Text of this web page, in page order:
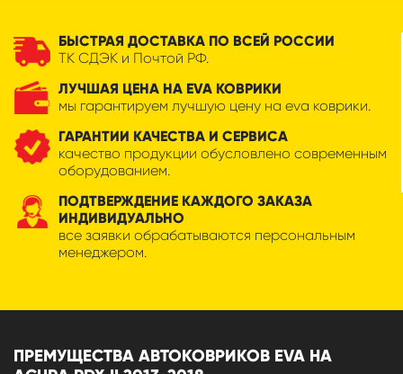
БЫСТРАЯ ДОСТАВКА ПО ВСЕЙ РОССИИ
ТК СДЭК и Почтой РФ.
ЛУЧШАЯ ЦЕНА НА EVA КОВРИКИ
мы гарантируем лучшую цену на eva коврики.
ГАРАНТИИ КАЧЕСТВА И СЕРВИСА
качество продукции обусловлено современным
оборудованием.
ПОДТВЕРЖДЕНИЕ КАЖДОГО ЗАКАЗА
ИНДИВИДУАЛЬНО
все заявки обрабатываются персональным
менеджером.
ПРЕМУЩЕСТВА АВТОКОВРИКОВ EVA НА